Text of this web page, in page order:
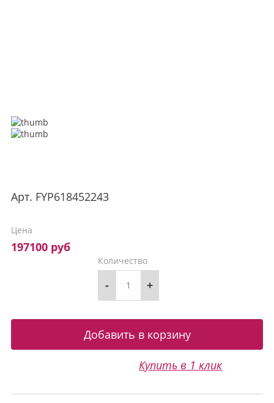
Арт. FYP618452243
Цена
197100 руб
Количество
- +
Купить в 1 клик